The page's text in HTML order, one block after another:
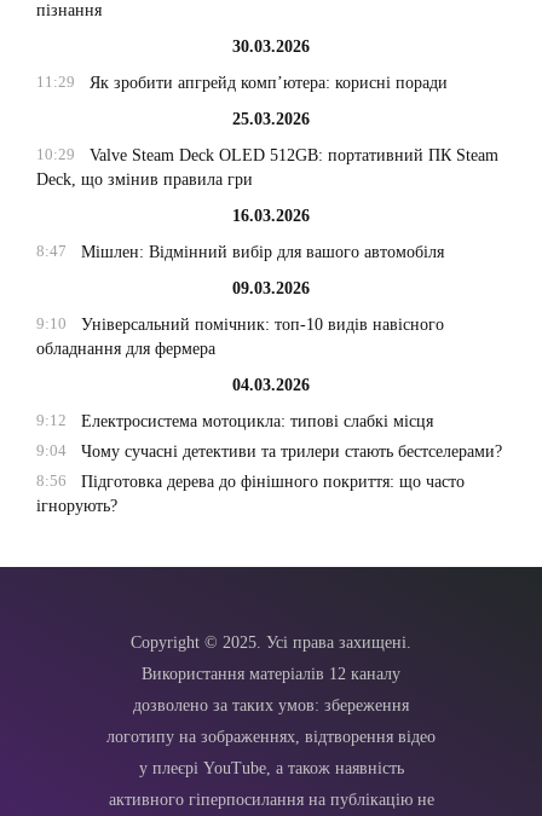
пізнання
30.03.2026
11:29
Як зробити апгрейд комп’ютера: корисні поради
25.03.2026
10:29
Valve Steam Deck OLED 512GB: портативний ПК Steam
Deck, що змінив правила гри
16.03.2026
8:47
Мішлен: Відмінний вибір для вашого автомобіля
09.03.2026
9:10
Універсальний помічник: топ-10 видів навісного
обладнання для фермера
04.03.2026
9:12
Електросистема мотоцикла: типові слабкі місця
9:04
Чому сучасні детективи та трилери стають бестселерами?
8:56
Підготовка дерева до фінішного покриття: що часто
ігнорують?
Copyright © 2025. Усі права захищені.
Використання матеріалів 12 каналу
дозволено за таких умов: збереження
логотипу на зображеннях, відтворення відео
у плеєрі YouTube, а також наявність
активного гіперпосилання на публікацію не